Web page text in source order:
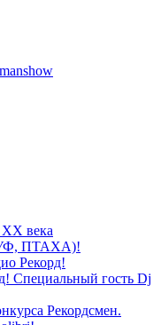
века
ПТАХА)!
Рекорд!
Специальный гость Dj
Рекордсмен.